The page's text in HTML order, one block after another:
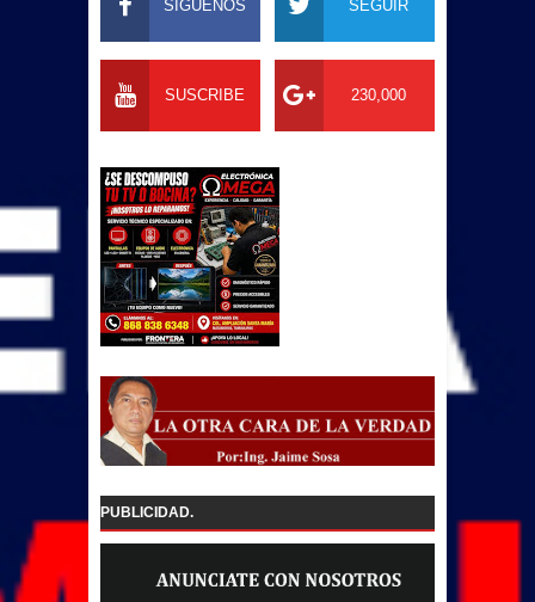
SIGUENOS SEGUIR
SUSCRIBE 230,000
PUBLICIDAD.